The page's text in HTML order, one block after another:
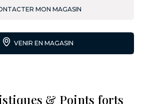
MON MAGASIN
VENIR EN MAGASIN
& Points forts